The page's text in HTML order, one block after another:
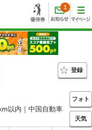
1
登録
以内｜中国自動車
フォト
天気